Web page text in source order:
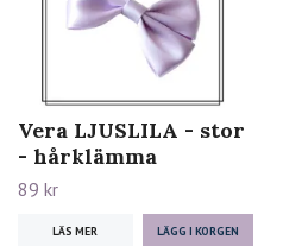
Vera LJUSLILA - stor
- hårklämma
89 kr
LÄS MER